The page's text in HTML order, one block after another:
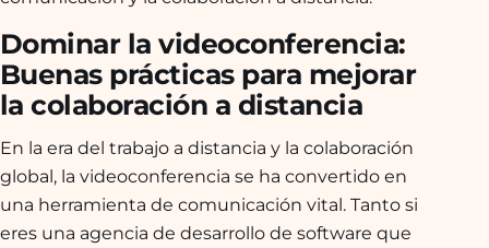
Dominar la videoconferencia:
Buenas prácticas para mejorar
la colaboración a distancia
En la era del trabajo a distancia y la colaboración
global, la videoconferencia se ha convertido en
una herramienta de comunicación vital. Tanto si
eres una agencia de desarrollo de software que